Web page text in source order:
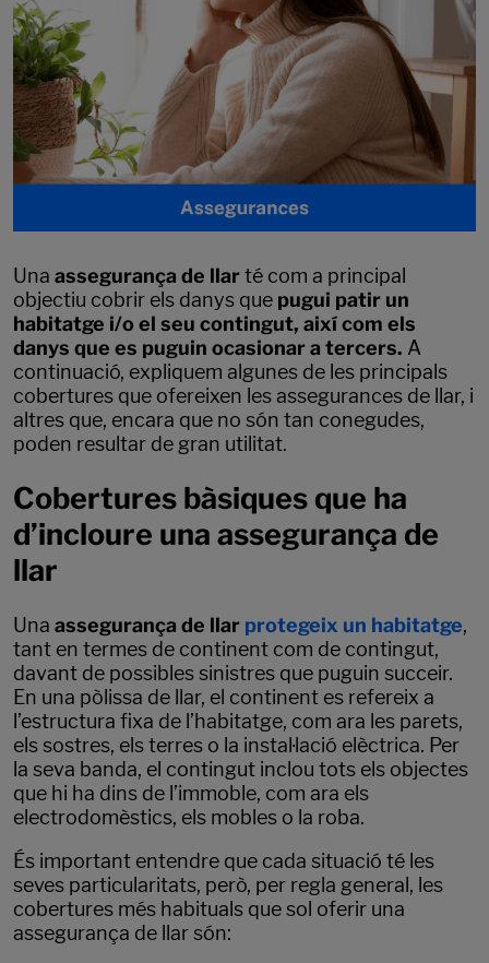
Una assegurança de llarté com a principal
objectiu cobrir els danys que pugui patir un
habitatge i/o el seu contingut, així com els
danys que es puguin ocasionar a tercers. A
continuació, expliquem algunes de les principals
cobertures que ofereixen les assegurances de llar, i
altres que, encara que no són tan conegudes,
poden resultar de gran utilitat.
Cobertures bàsiques que ha
d’incloure una assegurança de
llar
Una assegurança de llar protegeix un habitatge,
tant en termes de continent com de contingut,
davant de possibles sinistres que puguin succeir.
En una pòlissa de llar, el continent es refereix a
l’estructura fixa de l’habitatge, com ara les parets,
els sostres, els terres o la instal·lació elèctrica. Per
la seva banda, el contingut inclou tots els objectes
que hi ha dins de l’immoble, com ara els
electrodomèstics, els mobles o la roba.
És important entendre que cada situació té les
seves particularitats, però, per regla general, les
cobertures més habituals que sol oferir una
assegurança de llar són: